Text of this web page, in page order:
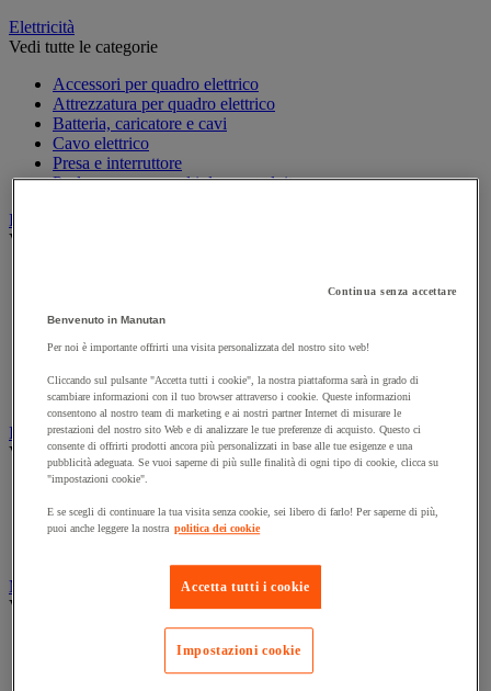
Elettricità
Vedi tutte le categorie
Accessori per quadro elettrico
Attrezzatura per quadro elettrico
Batteria, caricatore e cavi
Cavo elettrico
Presa e interruttore
Prolunga, prese multiple e avvolgitore
Illuminazione
Vedi tutte le categorie
Lampada frontale
Lampadina
Proiettore da cantiere
Torcia
Ingrassaggio e lubrificazione
Vedi tutte le categorie
Anti-aderente
Attrezzi per lubrificazione
Grasso e olio
Marcatura
Vedi tutte le categorie
Marcatura industriale
Continua senza accettare
Benvenuto in Manutan
Per noi è importante offrirti una visita personalizzata del nostro sito web!
Cliccando sul pulsante "Accetta tutti i cookie", la nostra piattaforma sarà in grado di
scambiare informazioni con il tuo browser attraverso i cookie. Queste informazioni
consentono al nostro team di marketing e ai nostri partner Internet di misurare le
prestazioni del nostro sito Web e di analizzare le tue preferenze di acquisto. Questo ci
consente di offrirti prodotti ancora più personalizzati in base alle tue esigenze e una
pubblicità adeguata. Se vuoi saperne di più sulle finalità di ogni tipo di cookie, clicca su
"impostazioni cookie".
E se scegli di continuare la tua visita senza cookie, sei libero di farlo! Per saperne di più,
puoi anche leggere la nostra politica dei cookie
Accetta tutti i cookie
Impostazioni cookie